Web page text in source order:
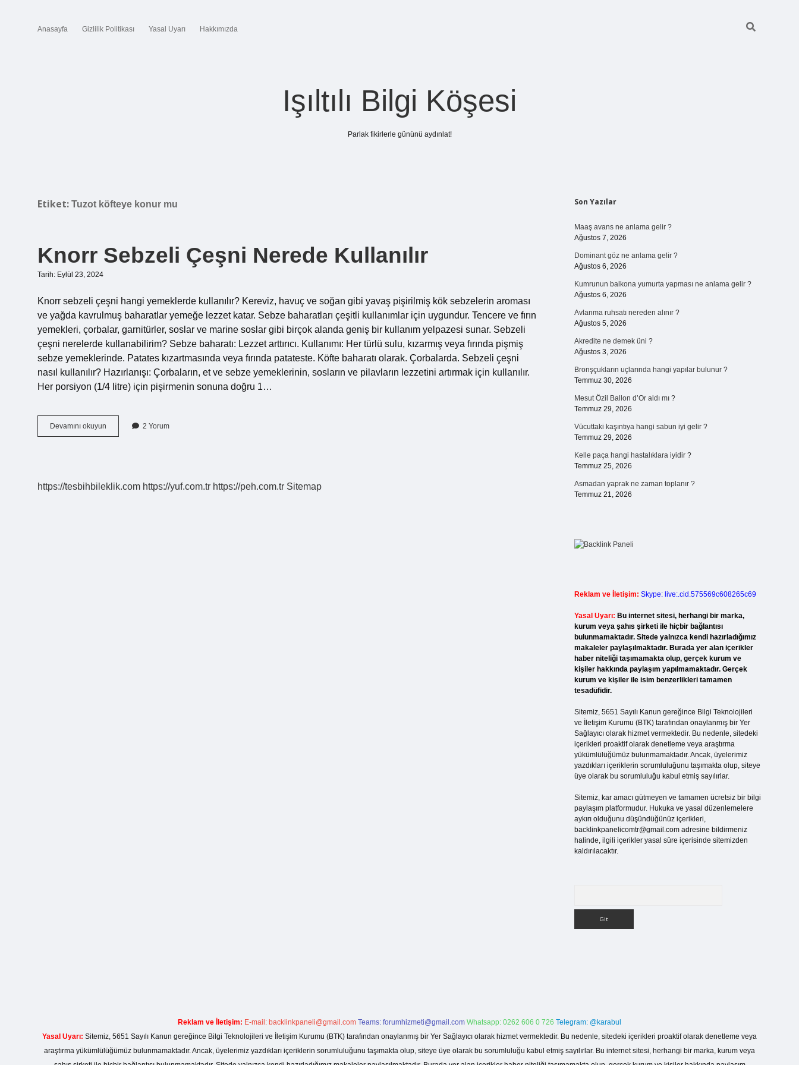
Anasayfa Gizlilik Politikası Yasal Uyarı Hakkımızda
Işıltılı Bilgi Köşesi
Parlak fikirlerle gününü aydınlat!
Etiket: Tuzot köfteye konur mu
Knorr Sebzeli Çeşni Nerede Kullanılır
Tarih: Eylül 23, 2024
Knorr sebzeli çeşni hangi yemeklerde kullanılır? Kereviz, havuç ve soğan gibi yavaş pişirilmiş kök sebzelerin aroması
ve yağda kavrulmuş baharatlar yemeğe lezzet katar. Sebze baharatları çeşitli kullanımlar için uygundur. Tencere ve fırın
yemekleri, çorbalar, garnitürler, soslar ve marine soslar gibi birçok alanda geniş bir kullanım yelpazesi sunar. Sebzeli
çeşni nerelerde kullanabilirim? Sebze baharatı: Lezzet arttırıcı. Kullanımı: Her türlü sulu, kızarmış veya fırında pişmiş
sebze yemeklerinde. Patates kızartmasında veya fırında patateste. Köfte baharatı olarak. Çorbalarda. Sebzeli çeşni
nasıl kullanılır? Hazırlanışı: Çorbaların, et ve sebze yemeklerinin, sosların ve pilavların lezzetini artırmak için kullanılır.
Her porsiyon (1/4 litre) için pişirmenin sonuna doğru 1…
Devamını okuyun
Sebzeli
2 Yorum
https://tesbihbileklik.com https://yuf.com.tr https://peh.com.tr Sitemap
Sidebar
Son Yazılar
Maaş avans ne anlama gelir ?
Ağustos 7, 2026
Dominant göz ne anlama gelir ?
Ağustos 6, 2026
Kumrunun balkona yumurta yapması ne anlama gelir ?
Ağustos 6, 2026
Avlanma ruhsatı nereden alınır ?
Ağustos 5, 2026
Akredite ne demek üni ?
Ağustos 3, 2026
Bronşçukların uçlarında hangi yapılar bulunur ?
Temmuz 30, 2026
Mesut Özil Ballon d’Or aldı mı ?
Temmuz 29, 2026
Vücuttaki kaşıntıya hangi sabun iyi gelir ?
Temmuz 29, 2026
Kelle paça hangi hastalıklara iyidir ?
Temmuz 25, 2026
Asmadan yaprak ne zaman toplanır ?
Temmuz 21, 2026
Reklam ve İletişim: Skype: live:.cid.575569c608265c69
Yasal Uyarı: Bu internet sitesi, herhangi bir marka,
kurum veya şahıs şirketi ile hiçbir bağlantısı
bulunmamaktadır. Sitede yalnızca kendi hazırladığımız
makaleler paylaşılmaktadır. Burada yer alan içerikler
haber niteliği taşımamakta olup, gerçek kurum ve
kişiler hakkında paylaşım yapılmamaktadır. Gerçek
kurum ve kişiler ile isim benzerlikleri tamamen
tesadüfidir.
Sitemiz, 5651 Sayılı Kanun gereğince Bilgi Teknolojileri
ve İletişim Kurumu (BTK) tarafından onaylanmış bir Yer
Sağlayıcı olarak hizmet vermektedir. Bu nedenle, sitedeki
içerikleri proaktif olarak denetleme veya araştırma
yükümlülüğümüz bulunmamaktadır. Ancak, üyelerimiz
yazdıkları içeriklerin sorumluluğunu taşımakta olup, siteye
üye olarak bu sorumluluğu kabul etmiş sayılırlar.
Sitemiz, kar amacı gütmeyen ve tamamen ücretsiz bir bilgi
paylaşım platformudur. Hukuka ve yasal düzenlemelere
aykırı olduğunu düşündüğünüz içerikleri,
backlinkpanelicomtr@gmail.comadresine bildirmeniz
halinde, ilgili içerikler yasal süre içerisinde sitemizden
kaldırılacaktır.
Reklam ve İletişim: E-mail: backlinkpaneli@gmail.com Teams: forumhizmeti@gmail.com Whatsapp: 0262 606 0 726 Telegram: @karabul
Yasal Uyarı: Sitemiz, 5651 Sayılı Kanun gereğince Bilgi Teknolojileri ve İletişim Kurumu (BTK) tarafından onaylanmış bir Yer Sağlayıcı olarak hizmet vermektedir. Bu nedenle, sitedeki içerikleri proaktif olarak denetleme veya
araştırma yükümlülüğümüz bulunmamaktadır. Ancak, üyelerimiz yazdıkları içeriklerin sorumluluğunu taşımakta olup, siteye üye olarak bu sorumluluğu kabul etmiş sayılırlar. Bu internet sitesi, herhangi bir marka, kurum veya